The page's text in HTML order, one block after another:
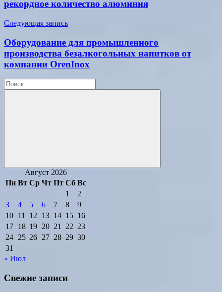
рекордное количество алюминия
Следующая запись
Оборудование для промышленного
производства безалкогольных напитков от
компании OrenInox
Поиск
для:
Поиск
Август 2026
Пн Вт Ср Чт Пт Сб Вс
1
2
3
4 5 6 7 8
9
10 11 12 13 14 15 16
17 18 19 20 21 22 23
24 25 26 27 28 29 30
31
« Июл
Свежие записи